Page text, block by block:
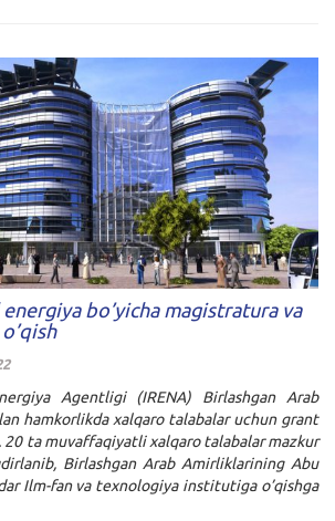
bo’yicha magistratura va
Agentligi (IRENA) Birlashgan Arab
hamkorlikda xalqaro talabalar uchun grant
ta muvaffaqiyatli xalqaro talabalar mazkur
Birlashgan Arab Amirliklarining Abu
Ilm-fan va texnologiya institutiga o’qishga